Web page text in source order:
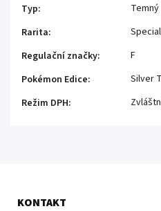
Typ:
Temný
Rarita:
Regulační značky:
F
Pokémon Edice:
Silver
Režim DPH:
KONTAKT